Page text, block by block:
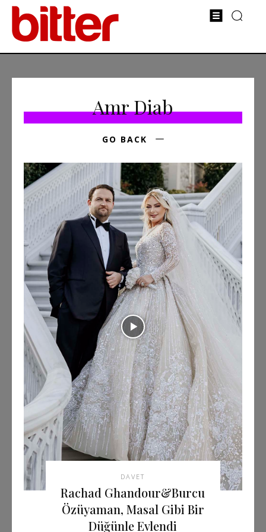
Amr Diab
GO BACK
DAVET
Rachad Ghandour&Burcu
Özüyaman, Masal Gibi Bir
Düğünle Evlendi